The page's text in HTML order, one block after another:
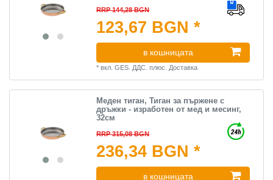
RRP 144,28 BGN
123,67 BGN *
в кошницата
*вкл. GES. ДДС. плюс. Доставка
Меден тиган, Тиган за пържене с
дръжки - изработен от мед и месинг,
32см
RRP 315,08 BGN
236,34 BGN *
в кошницата